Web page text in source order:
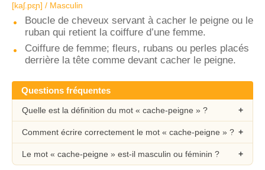
[kaʃ.pɛɲ] / Masculin
Boucle de cheveux servant à cacher le peigne ou le
ruban qui retient la coiffure d’une femme.
Coiffure de femme; fleurs, rubans ou perles placés
derrière la tête comme devant cacher le peigne.
Questions fréquentes
Quelle est la définition du mot « cache-peigne » ?
Comment écrire correctement le mot « cache-peigne » ?
Le mot « cache-peigne » est-il masculin ou féminin ?